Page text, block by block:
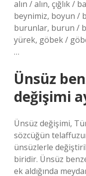
alın / alın, çığlık /
beynimiz, boyun /
burunlar, burun /
yürek, göbek /
…
Ünsüz
değişimi
Ünsüz değişimi,
sözcüğün
ünsüzlerle
biridir. Ünsüz
ek aldığında